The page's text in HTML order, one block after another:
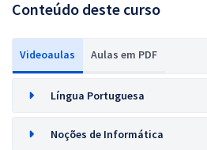
Conteúdo deste curso
Videoaulas Aulas em PDF
Língua Portuguesa
Noções de Informática